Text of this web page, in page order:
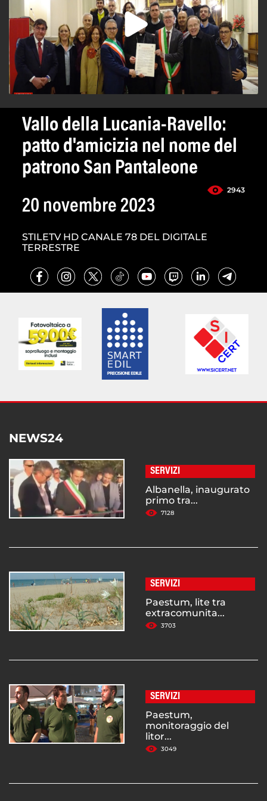
Vallo della Lucania-Ravello:
patto d'amicizia nel nome del
patrono San Pantaleone
2943
20 novembre 2023
STILETV HD CANALE 78 DEL DIGITALE
TERRESTRE
NEWS24
SERVIZI
Albanella, inaugurato
primo tra...
7128
SERVIZI
Paestum, lite tra
extracomunita...
3703
SERVIZI
Paestum,
monitoraggio del
litor...
3049